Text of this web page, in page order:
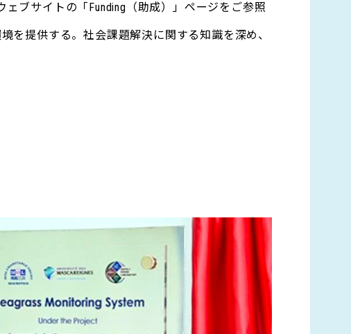
ブサイトの「Funding（助成）」ページをご参照
を提供する。社会課題解決に関する知識を深め、